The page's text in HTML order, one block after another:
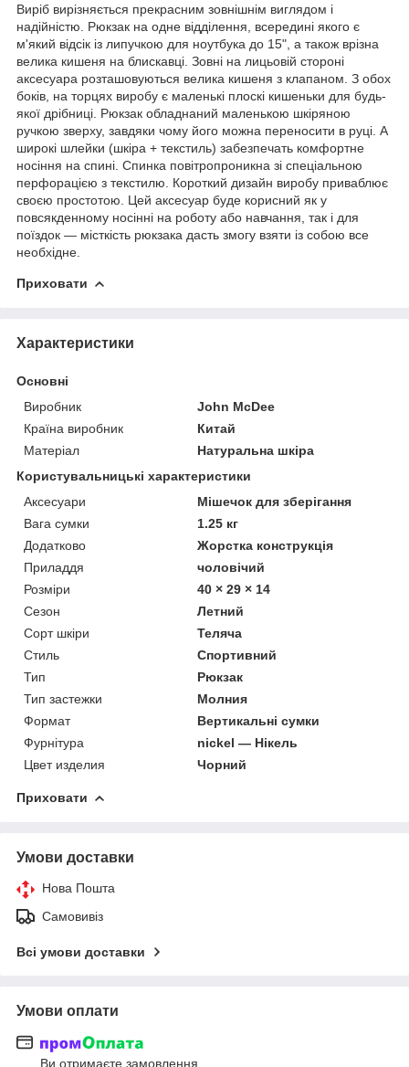
Виріб вирізняється прекрасним зовнішнім виглядом і
надійністю. Рюкзак на одне відділення, всередині якого є
м'який відсік із липучкою для ноутбука до 15", а також врізна
велика кишеня на блискавці. Зовні на лицьовій стороні
аксесуара розташовуються велика кишеня з клапаном. З обох
боків, на торцях виробу є маленькі плоскі кишеньки для будь-
якої дрібниці. Рюкзак обладнаний маленькою шкіряною
ручкою зверху, завдяки чому його можна переносити в руці. А
широкі шлейки (шкіра + текстиль) забезпечать комфортне
носіння на спині. Спинка повітропроникна зі спеціальною
перфорацією з текстилю. Короткий дизайн виробу приваблює
своєю простотою. Цей аксесуар буде корисний як у
повсякденному носінні на роботу або навчання, так і для
поїздок — місткість рюкзака дасть змогу взяти із собою все
необхідне.
Приховати
Характеристики
Основні
Виробник
John McDee
Країна виробник
Китай
Матеріал
Натуральна шкіра
Користувальницькі характеристики
Аксесуари
Мішечок для зберігання
Вага сумки
1.25 кг
Додатково
Жорстка конструкція
Приладдя
чоловічий
Розміри
40 × 29 × 14
Сезон
Летний
Сорт шкіри
Теляча
Стиль
Спортивний
Тип
Рюкзак
Тип застежки
Молния
Формат
Вертикальні сумки
Фурнітура
nickel — Нікель
Цвет изделия
Чорний
Приховати
Умови доставки
Нова Пошта
Самовивіз
Всі умови доставки
Умови оплати
Ви отримаєте замовлення